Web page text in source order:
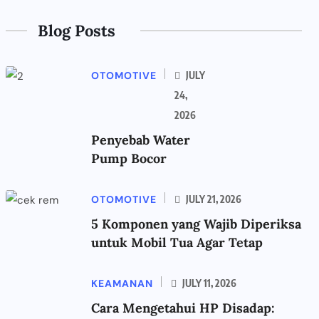
Blog Posts
OTOMOTIVE
JULY
24,
2026
Penyebab Water
Pump Bocor
OTOMOTIVE JULY 21, 2026
5 Komponen yang Wajib Diperiksa
untuk Mobil Tua Agar Tetap
KEAMANAN JULY 11, 2026
Cara Mengetahui HP Disadap: